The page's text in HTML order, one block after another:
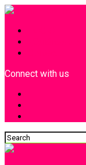
Connect with us